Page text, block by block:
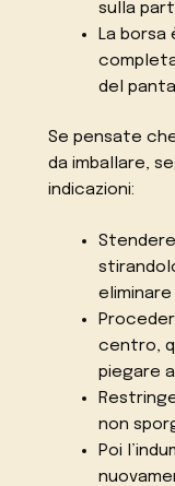
sulla
La borsa
del
Se pensate
da imballare,
indicazioni:
centro,
piegare
non
Poi